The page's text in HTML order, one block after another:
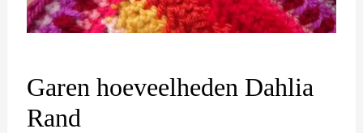
Garen hoeveelheden Dahlia
Rand